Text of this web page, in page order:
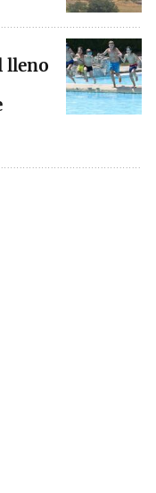
lleno